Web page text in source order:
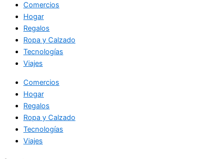
Comercios
Hogar
Regalos
Ropa y Calzado
Tecnologías
Viajes
Comercios
Hogar
Regalos
Ropa y Calzado
Tecnologías
Viajes